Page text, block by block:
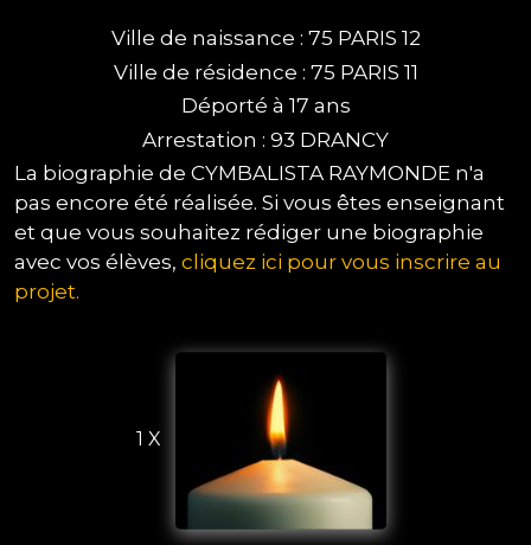
Ville de naissance : 75 PARIS 12
Ville de résidence : 75 PARIS 11
Déporté à 17 ans
Arrestation : 93 DRANCY
La biographie de CYMBALISTA RAYMONDE n'a
pas encore été réalisée. Si vous êtes enseignant
et que vous souhaitez rédiger une biographie
avec vos élèves, cliquez ici pour vous inscrire au
projet.
1 X